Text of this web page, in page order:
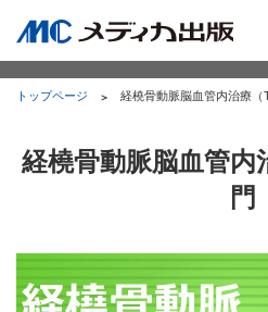
トップページ 経橈骨動脈脳血管内治療（
経橈骨動脈脳血管内
門